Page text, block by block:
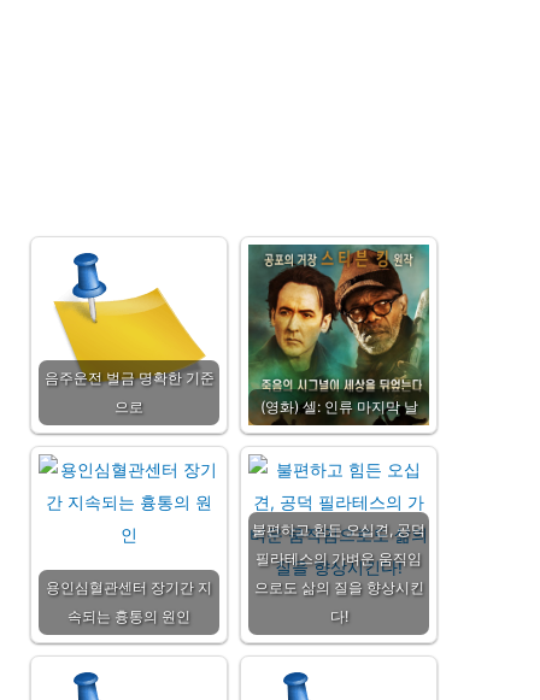
음주운전 벌금 명확한 기준
으로
(영화) 셀: 인류 마지막 날
용인심혈관센터 장기간 지
속되는 흉통의 원인
불편하고 힘든 오십견, 공덕
필라테스의 가벼운 움직임
으로도 삶의 질을 향상시킨
다!